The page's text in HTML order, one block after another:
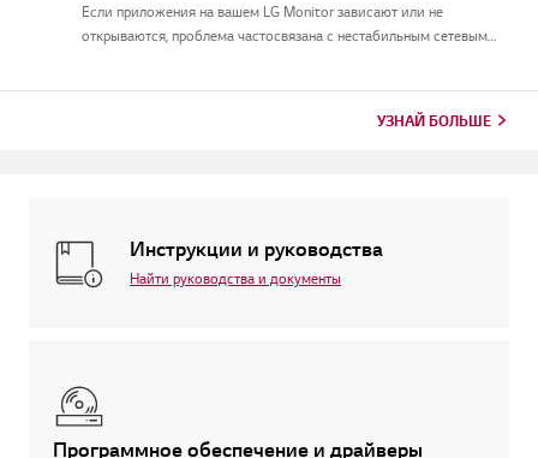
Если приложения на вашем LG Monitor зависают или не
открываются, проблема частосвязана с нестабильным сетевым
УЗНАЙ БОЛЬШЕ
Инструкции и руководства
Найти руководства и документы
Программное обеспечение и драйверы